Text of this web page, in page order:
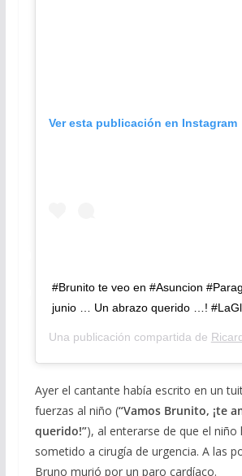
Ver esta publicación en Instagram
#Brunito te veo en #Asuncion
junio … Un abrazo querido …!
Una publicación compartida de
Ayer el cantante había escrito en un
fuerzas al niño (“Vamos Brunito, ¡te
querido!”), al enterarse de que el niño
sometido a cirugía de urgencia. A las
Bruno murió por un paro cardíaco.